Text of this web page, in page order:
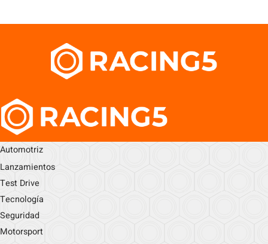
Automotriz
Lanzamientos
Test Drive
Tecnología
Seguridad
Motorsport